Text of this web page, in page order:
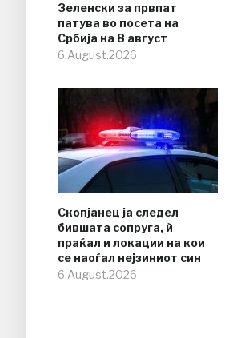
Зеленски за првпат
патува во посета на
Србија на 8 август
6.August.2026
Скопјанец ја следел
бившата сопруга, ѝ
праќал и локации на кои
се наоѓал нејзиниот син
6.August.2026